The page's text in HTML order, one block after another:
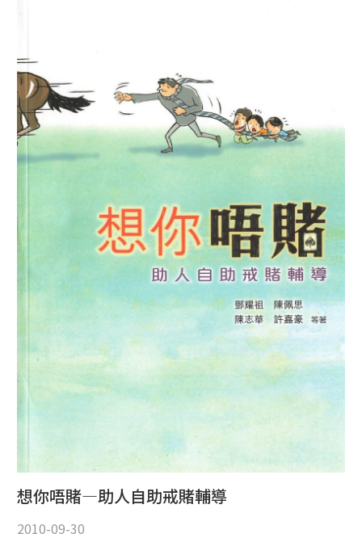
想你唔賭—助人自助戒賭輔導
2010-09-30